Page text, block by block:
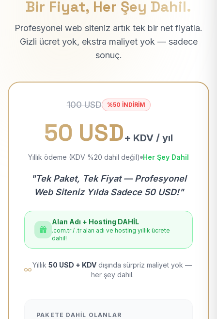
Bir Fiyat, Her Şey Dahil.
Profesyonel web siteniz artık tek bir net fiyatla.
Gizli ücret yok, ekstra maliyet yok — sadece
sonuç.
100 USD %50 İNDİRİM
50 USD+ KDV / yıl
Yıllık ödeme (KDV %20 dahil değil) Her Şey Dahil
"Tek Paket, Tek Fiyat — Profesyonel
Web Siteniz Yılda Sadece 50 USD!"
Alan Adı + Hosting DAHİL
.com.tr / .tr alan adı ve hosting yıllık ücrete
dahil!
Yıllık 50 USD + KDV dışında sürpriz maliyet yok —
her şey dahil.
PAKETE DAHIL OLANLAR